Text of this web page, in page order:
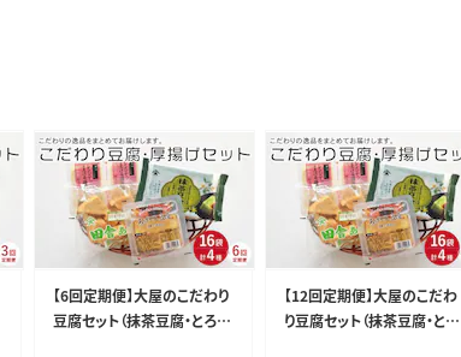
【6回定期便】大屋のこだわり
豆腐セット（抹茶豆腐・とろけ
【12回定期便】大屋のこだわ
り豆腐セット（抹茶豆腐・とろ